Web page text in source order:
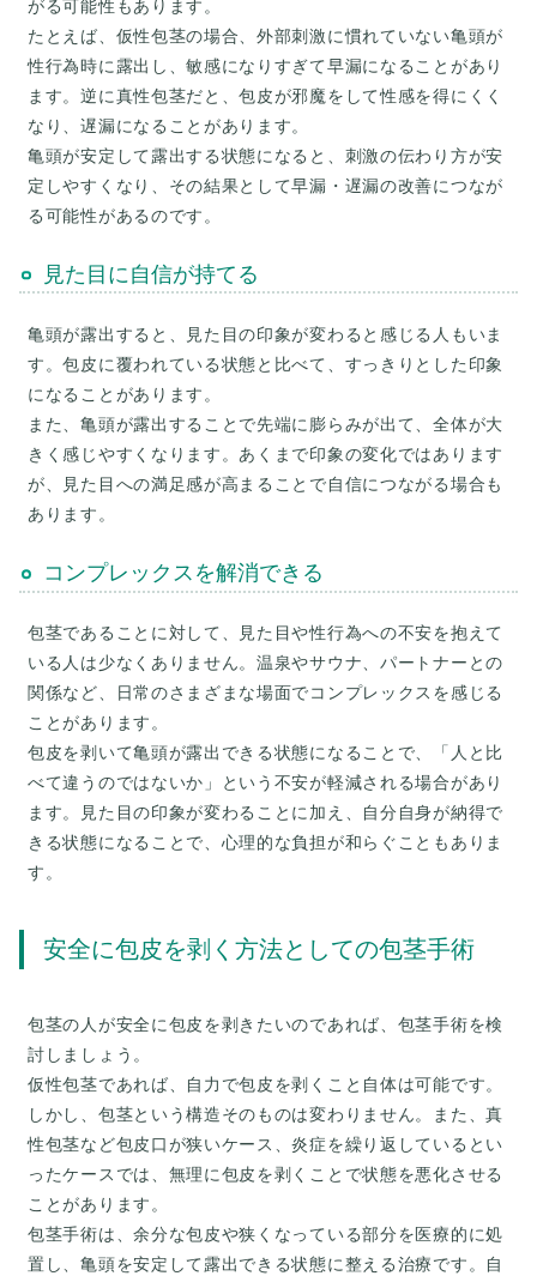
がる可能性もあります。
たとえば、仮性包茎の場合、外部刺激に慣れていない亀頭が
性行為時に露出し、敏感になりすぎて早漏になることがあり
ます。逆に真性包茎だと、包皮が邪魔をして性感を得にくく
なり、遅漏になることがあります。
亀頭が安定して露出する状態になると、刺激の伝わり方が安
定しやすくなり、その結果として早漏・遅漏の改善につなが
見た目に自信が持てる
亀頭が露出すると、見た目の印象が変わると感じる人もいま
す。包皮に覆われている状態と比べて、すっきりとした印象
になることがあります。
また、亀頭が露出することで先端に膨らみが出て、全体が大
きく感じやすくなります。あくまで印象の変化ではあります
が、見た目への満足感が高まることで自信につながる場合も
コンプレックスを解消できる
包茎であることに対して、見た目や性行為への不安を抱えて
いる人は少なくありません。温泉やサウナ、パートナーとの
関係など、日常のさまざまな場面でコンプレックスを感じる
ことがあります。
包皮を剥いて亀頭が露出できる状態になることで、「人と比
べて違うのではないか」という不安が軽減される場合があり
ます。見た目の印象が変わることに加え、自分自身が納得で
きる状態になることで、心理的な負担が和らぐこともありま
安全に包皮を剥く方法としての包茎手術
包茎の人が安全に包皮を剥きたいのであれば、包茎手術を検
討しましょう。
仮性包茎であれば、自力で包皮を剥くこと自体は可能です。
しかし、包茎という構造そのものは変わりません。また、真
性包茎など包皮口が狭いケース、炎症を繰り返しているとい
ったケースでは、無理に包皮を剥くことで状態を悪化させる
ことがあります。
包茎手術は、余分な包皮や狭くなっている部分を医療的に処
置し、亀頭を安定して露出できる状態に整える治療です。自